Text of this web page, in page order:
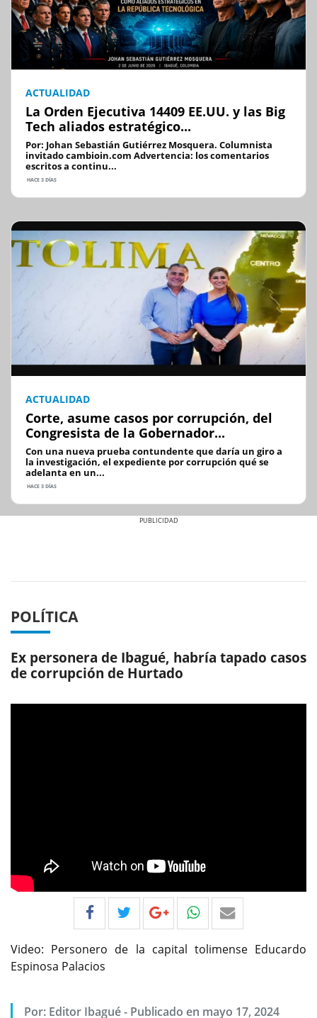
ACTUALIDAD
La Orden Ejecutiva 14409 EE.UU. y las Big
Tech aliados estratégico...
Por: Johan Sebastián Gutiérrez Mosquera. Columnista
invitado cambioin.com Advertencia: los comentarios
escritos a continu...
HACE 3 DÍAS
ACTUALIDAD
Corte, asume casos por corrupción, del
Congresista de la Gobernador...
Con una nueva prueba contundente que daría un giro a
la investigación, el expediente por corrupción qué se
adelanta en un...
HACE 3 DÍAS
POLÍTICA
Ex personera de Ibagué, habría tapado casos
de corrupción de Hurtado
Video: Personero de la capital tolimense Educardo
Espinosa Palacios
Por: Editor Ibagué- Publicado en mayo 17, 2024